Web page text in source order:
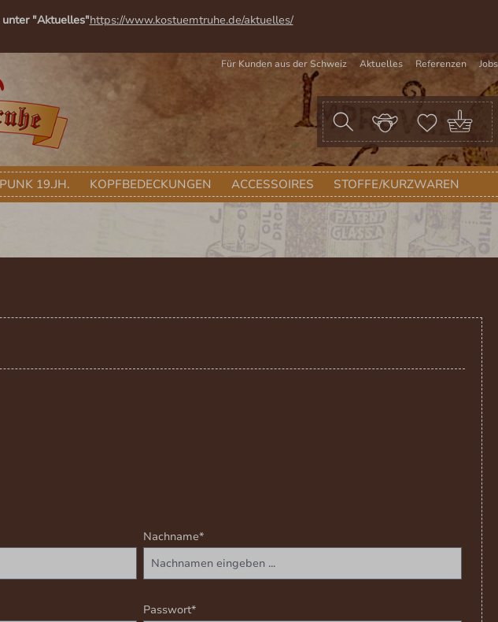
"Aktuelles"https://www.kostuemtruhe.de/aktuelles/
Für Kunden aus der Schweiz Aktuelles Referenzen Jobs
19.JH. KOPFBEDECKUNGEN ACCESSOIRES STOFFE/KURZWAREN
Nachname*
Passwort*